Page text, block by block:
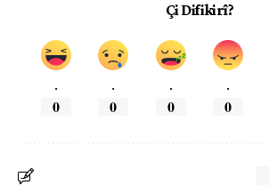
Çi Difikirî?
.
0
.
0
.
0
.
0